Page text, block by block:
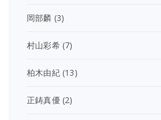
岡部麟 (3)
村山彩希(7)
柏木由紀(13)
正鋳真優(2)